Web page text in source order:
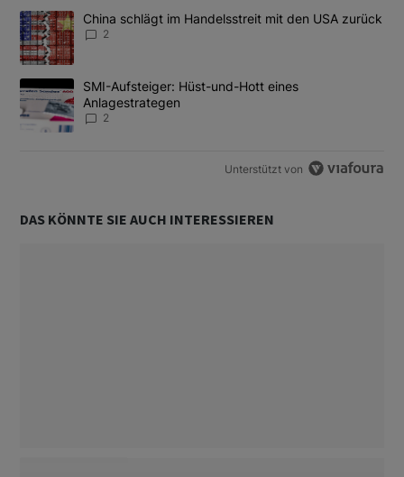
Das Folgende ist eine Liste der am meisten kommentierten
Ein Trendartikel mit dem Titel "China schlägt im Handelsstreit
China schlägt im Handelsstreit mit den USA zurück
2
Ein Trendartikel mit dem Titel "SMI-Aufsteiger: Hüst-und-Hott
SMI-Aufsteiger: Hüst-und-Hott eines
Anlagestrategen
2
Unterstützt von
DAS KÖNNTE SIE AUCH INTERESSIEREN